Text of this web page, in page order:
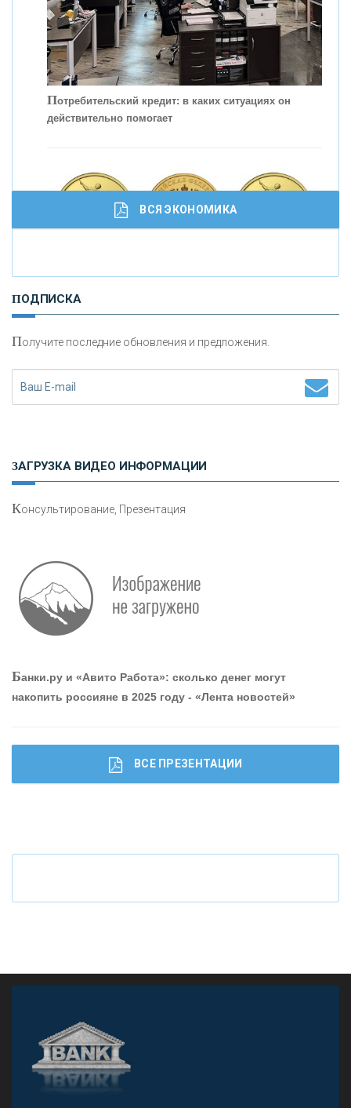
привлечь и удержать персонал - «Интервью»
Потребительский кредит: в каких ситуациях он
действительно помогает
И
сохранения и увеличения капитала
Что будет с наличными деньгами при цифровом
ВСЯ ЭКОНОМИКА
ПОДПИСКА
Получите последние обновления и предложения.
ЗАГРУЗКА ВИДЕО ИНФОРМАЦИИ
Консультирование, Презентация
Банки.ру и «Авито Работа»: сколько денег могут
накопить россияне в 2025 году - «Лента новостей»
ВСЕ ПРЕЗЕНТАЦИИ